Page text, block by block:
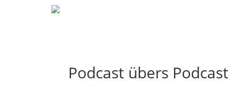
Podcast übers